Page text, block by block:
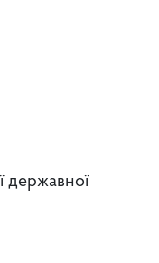
державної